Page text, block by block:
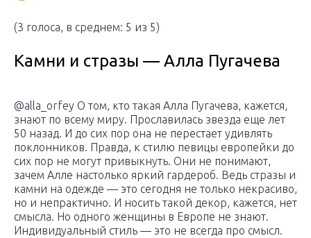
(3 голоса, в среднем: 5 из 5)
Камни и стразы — Алла Пугачева
@alla_orfey О том, кто такая Алла Пугачева, кажется,
знают по всему миру. Прославилась звезда еще лет
50 назад. И до сих пор она не перестает удивлять
поклонников. Правда, к стилю певицы европейки до
сих пор не могут привыкнуть. Они не понимают,
зачем Алле настолько яркий гардероб. Ведь стразы и
камни на одежде — это сегодня не только некрасиво,
но и непрактично. И носить такой декор, кажется, нет
смысла. Но одного женщины в Европе не знают.
Индивидуальный стиль — это не всегда про смысл.